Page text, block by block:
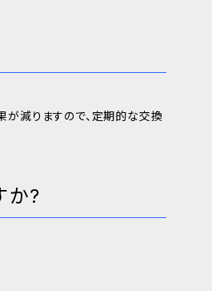
が減りますので、定期的な交換
か?